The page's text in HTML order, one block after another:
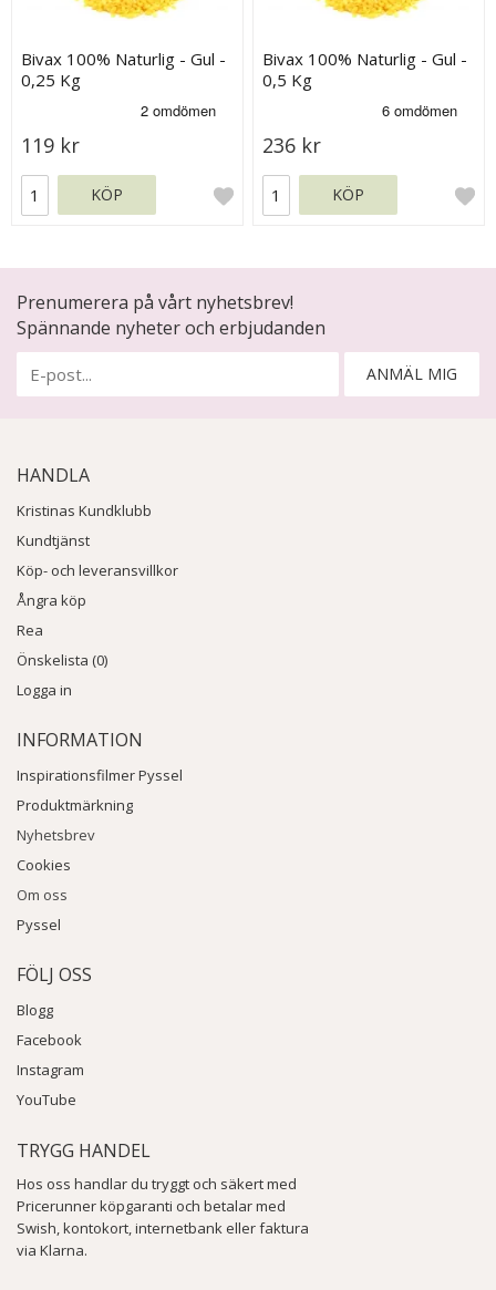
Bivax 100% Naturlig - Gul -
0,25 Kg
119 kr
KÖP
Bivax 100% Naturlig - Gul -
0,5 Kg
236 kr
KÖP
Prenumerera på vårt nyhetsbrev!
Spännande nyheter och erbjudanden
ANMÄL MIG
HANDLA
Kristinas Kundklubb
Kundtjänst
Köp- och leveransvillkor
Ångra köp
Rea
Önskelista (0)
Logga in
INFORMATION
Inspirationsfilmer Pyssel
Produktmärkning
Nyhetsbrev
Cookies
Om oss
Pyssel
FÖLJ OSS
Blogg
Facebook
Instagram
YouTube
TRYGG HANDEL
Hos oss handlar du tryggt och säkert med
Pricerunner köpgaranti och betalar med
Swish, kontokort, internetbank eller faktura
via Klarna.